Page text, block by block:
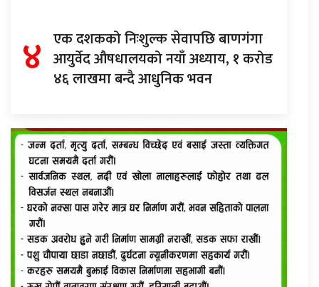
४ एक दशकको निःशुल्क सेवापछि बाणगंगा
आयुर्वेद औषधालयको नयाँ अध्याय, १ करोड
४६ लाखमा बन्दै आधुनिक भवन